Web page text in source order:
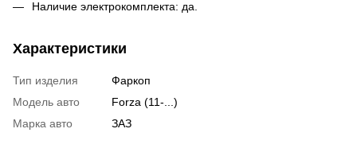
Наличие электрокомплекта: да.
Характеристики
Тип изделия
Фаркоп
Модель авто
Forza (11-...)
Марка авто
ЗАЗ